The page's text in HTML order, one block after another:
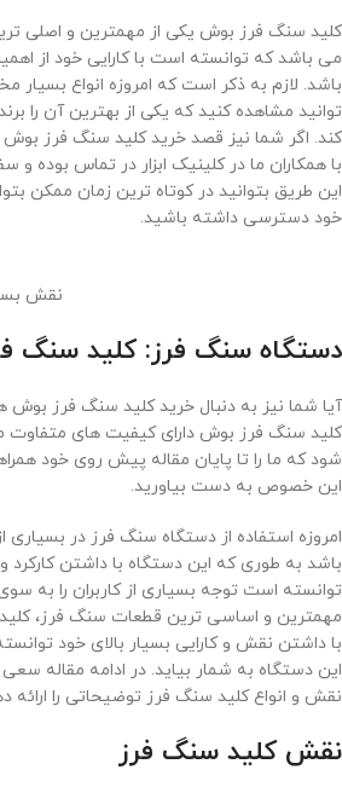
کلید سنگ فرز بوش یکی از مهمترین و اصلی
می باشد که توانسته است با کارایی خود از
باشد. لازم به ذکر است که امروزه انواع بسیار
توانید مشاهده کنید که یکی از بهترین آن را
کند. اگر شما نیز قصد خرید کلید سنگ فرز بوش
با همکاران ما در کلینیک ابزار در تماس بوده و
این طریق بتوانید در کوتاه ترین زمان ممکن
خود دسترسی داشته باشید.
نقش
دستگاه سنگ فرز: کلید سنگ
آیا شما نیز به دنبال خرید کلید سنگ فرز بوش
کلید سنگ فرز بوش دارای کیفیت های
شود که ما را تا پایان مقاله پیش روی خود
این خصوص به دست بیاورید.
امروزه استفاده از دستگاه سنگ فرز در
باشد به طوری که این دستگاه با داشتن کارکرد
توانسته است توجه بسیاری از کاربران را به
مهمترین و اساسی ترین قطعات سنگ فرز،
با داشتن نقش و کارایی بسیار بالای خود
این دستگاه به شمار بیاید. در ادامه مقاله سعی
نقش و انواع کلید سنگ فرز توضیحاتی را ارائه
نقش کلید سنگ فرز